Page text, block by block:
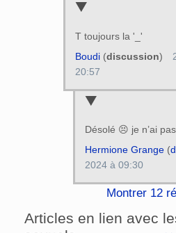
T toujours la '_'
Boudi(discussion)
20:57
Désolé 😣 je n’ai
Hermione Grange(
2024 à 09:30
Montrer 12
Articles en lien avec